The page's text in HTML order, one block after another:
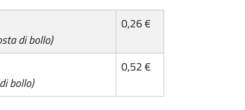
di bollo)
0,26 €
bollo)
0,52 €